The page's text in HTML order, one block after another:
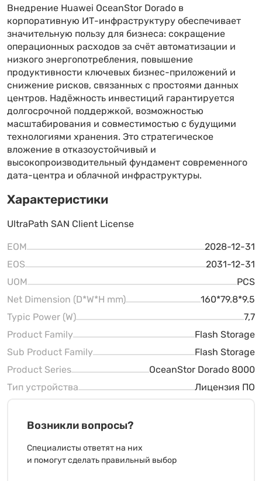
Внедрение Huawei OceanStor Dorado в
корпоративную ИТ-инфраструктуру обеспечивает
значительную пользу для бизнеса: сокращение
операционных расходов за счёт автоматизации и
низкого энергопотребления, повышение
продуктивности ключевых бизнес-приложений и
снижение рисков, связанных с простоями данных
центров. Надёжность инвестиций гарантируется
долгосрочной поддержкой, возможностью
масштабирования и совместимостью с будущими
технологиями хранения. Это стратегическое
вложение в отказоустойчивый и
высокопроизводительный фундамент современного
дата-центра и облачной инфраструктуры.
Характеристики
UltraPath SAN Client License
EOM
2028-12-31
EOS
2031-12-31
UOM
PCS
Net Dimension (D*W*H mm)
160*79.8*9.5
Typic Power (W)
7,7
Product Family
Flash Storage
Sub Product Family
Flash Storage
Product Series
OceanStor Dorado 8000
Тип устройства
Лицензия ПО
Возникли вопросы?
Специалисты ответят на них
и помогут сделать правильный выбор